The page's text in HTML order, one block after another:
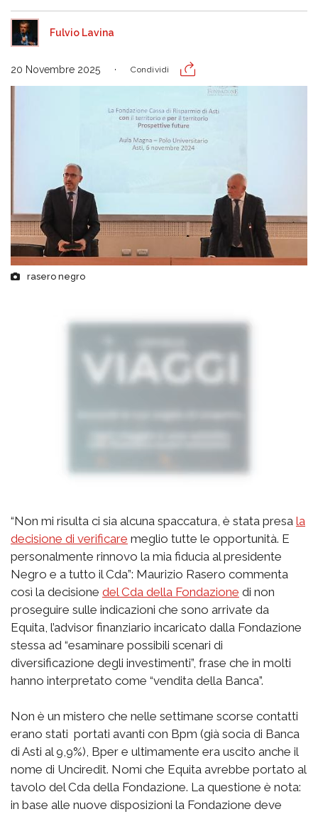
Fulvio Lavina
20 Novembre 2025 Condividi
rasero negro
“Non mi risulta ci sia alcuna spaccatura, è stata presa la
decisione di verificare meglio tutte le opportunità. E
personalmente rinnovo la mia fiducia al presidente
Negro e a tutto il Cda”: Maurizio Rasero commenta
così la decisione del Cda della Fondazione di non
proseguire sulle indicazioni che sono arrivate da
Equita, l’advisor finanziario incaricato dalla Fondazione
stessa ad “esaminare possibili scenari di
diversificazione degli investimenti”, frase che in molti
hanno interpretato come “vendita della Banca”.
Non è un mistero che nelle settimane scorse contatti
erano stati portati avanti con Bpm (già socia di Banca
di Asti al 9,9%), Bper e ultimamente era uscito anche il
nome di Unciredit. Nomi che Equita avrebbe portato al
tavolo del Cda della Fondazione. La questione è nota:
in base alle nuove disposizioni la Fondazione deve